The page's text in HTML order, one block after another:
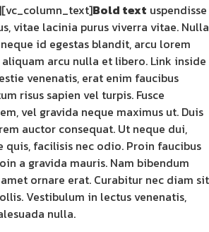
Bold text uspendisse
vitae lacinia purus viverra vitae. Nulla
id egestas blandit, arcu lorem
arcu nulla et libero. Link inside
venenatis, erat enim faucibus
risus sapien vel turpis. Fusce
vel gravida neque maximus ut. Duis
auctor consequat. Ut neque dui,
quis, facilisis nec odio. Proin faucibus
a gravida mauris. Nam bibendum
ornare erat. Curabitur nec diam sit
Vestibulum in lectus venenatis,
nulla.